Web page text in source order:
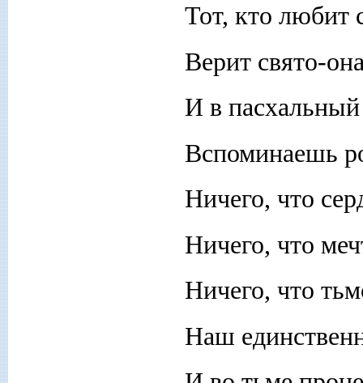
Тот, кто любит
Верит свято-
И в
Вспоминаешь
Ничего, что
Ничего, что
Ничего, что
Наш